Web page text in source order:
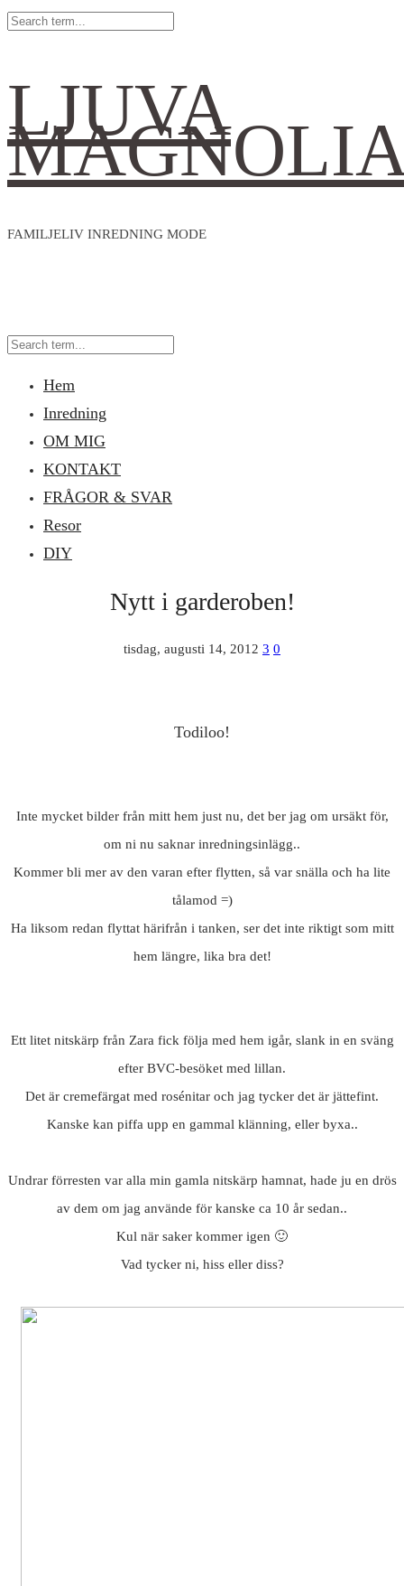
LJUVA
FAMILJELIV INREDNING MODE
Hem
Inredning
OM MIG
KONTAKT
FRÅGOR & SVAR
Resor
DIY
Nytt i garderoben!
tisdag, augusti 14, 2012 3 0
Todiloo!
Inte mycket bilder från mitt hem just nu, det ber jag om ursäkt för,
om ni nu saknar inredningsinlägg..
Kommer bli mer av den varan efter flytten, så var snälla och ha lite
tålamod =)
Ha liksom redan flyttat härifrån i tanken, ser det inte riktigt som mitt
hem längre, lika bra det!
Ett litet nitskärp från Zara fick följa med hem igår, slank in en sväng
efter BVC-besöket med lillan.
Det är cremefärgat med rosénitar och jag tycker det är jättefint.
Kanske kan piffa upp en gammal klänning, eller byxa..
Undrar förresten var alla min gamla nitskärp hamnat, hade ju en drös
av dem om jag använde för kanske ca 10 år sedan..
Kul när saker kommer igen 🙂
Vad tycker ni, hiss eller diss?